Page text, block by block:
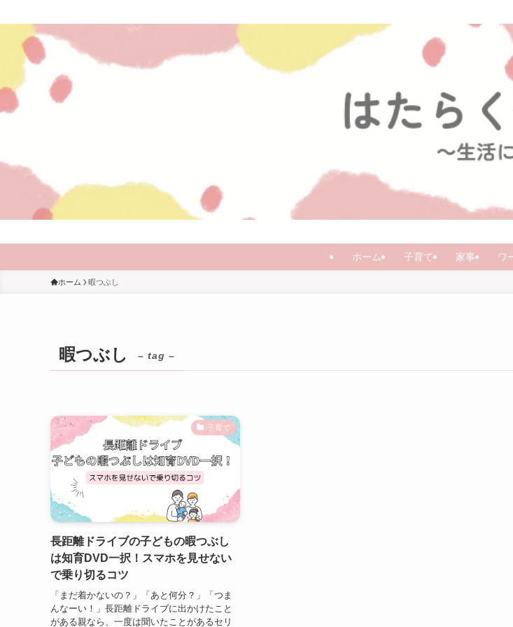
ホーム 子育て 家事 ワ
ホーム 暇つぶし
暇つぶし – tag –
子育て
長距離ドライブの子どもの暇つぶし
は知育DVD一択！スマホを見せない
で乗り切るコツ
「まだ着かないの？」「あと何分？」「つま
んなーい！」長距離ドライブに出かけたこと
がある親なら、一度は聞いたことがあるセリ